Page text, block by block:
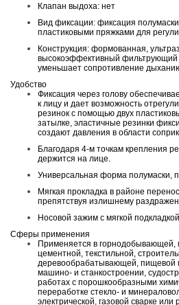
Клапан выдоха: нет
Вид фиксации: фиксация полумаски
пластиковыми пряжками для
Конструкция: формованная,
высокоэффективный фильтрующий
уменьшает сопротивление
Удобство
Фиксация через голову
к лицу и дает возможность
резинок с помощью двух
затылке, эластичные резинки
создают давления в области
Благодаря 4-м точкам крепления
держится на лице.
Универсальная форма полумаски,
Мягкая прокладка в районе
препятствуя излишнему
Носовой зажим с мягкой
Сферы применения
Применяется в горнодобывающей,
цементной, текстильной,
деревообрабатывающей, пищевой
машино- и станкостроении,
работах с порошкообразными
переработке стекло- и
электрической, газовой сварке или